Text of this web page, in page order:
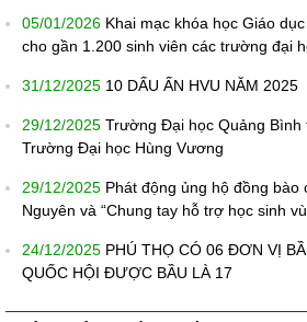
05/01/2026 Khai mạc khóa học Giáo
cho gần 1.200 sinh viên các trường đại
31/12/2025 10 DẤU ẤN HVU NĂM 2025
29/12/2025 Trường Đại học Quảng Bình
Trường Đại học Hùng Vương
29/12/2025 Phát động ủng hộ đồng bào
Nguyên và “Chung tay hỗ trợ học sinh
24/12/2025 PHÚ THỌ CÓ 06 ĐƠN VỊ
QUỐC HỘI ĐƯỢC BẦU LÀ 17